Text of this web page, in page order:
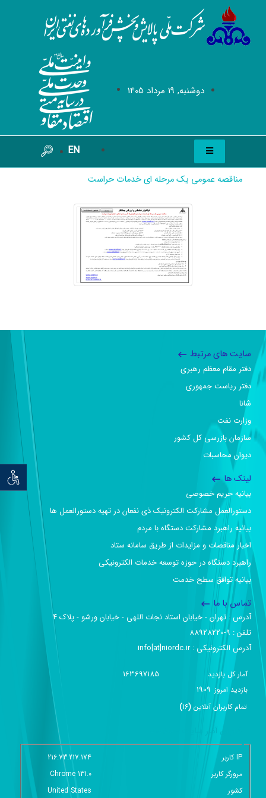
دوشنبه, 19 مرداد 1405
EN
توان
مناقصه عمومی یک مرحله ای خدمات حراست
سایت های مرتبط
دفتر مقام معظم رهبری
دفتر ریاست جمهوری
شانا
وزارت نفت
سازمان بازرسی کل کشور
دیوان محاسبات
لینک ها
بیانیه حریم خصوصی
دستورالعمل مشارکت الکترونیک ذی نفعان در تهیه دستورالعمل ها
بیانیه راهبرد مشارکت دستگاه با مردم
اخبار مناقصات و مزایدات از طریق سامانه ستاد
راهبرد دستگاه در حوزه توسعه خدمات الکترونیکی
بیانیه توافق سطح خدمت
تماس با ما
آدرس :‌ تهران - خیابان استاد نجات اللهی - خیابان ورشو - پلاک ۴
تلفن :‌ 9-88928220
آدرس الکترونیکی :‌ info[at]niordc.ir
آمار کل بازدید 163697185
بازديد امروز 1909
تمام کاربران آنلاين (
16
)
IP کاربر
216.73.217.174
مرورگر کاربر
Chrome 131.0
کشور
United States